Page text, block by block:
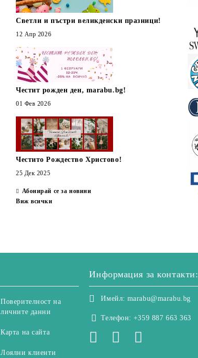
Светли и пъстри великденски празници!
12 Апр 2026
Честит рожден ден, marabu.bg!
01 Фев 2026
Честито Рождество Христово!
25 Дек 2025
Абонирай се за новини
Виж всички
Поверителност на
личните данни
Карта на сайта
Лоялни клиенти
Информация за контакти:
Имейл: marabu@marabu.bg
Телефон: +359 887 663 363